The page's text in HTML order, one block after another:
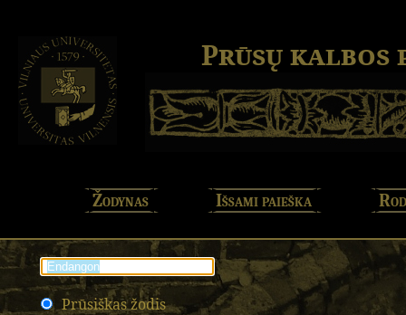
Prūsų kalbos
Žodynas Išsami paieška
Prūsiškas žodis